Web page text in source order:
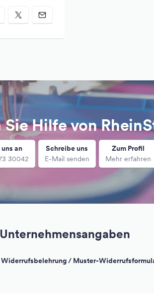
Hilfe von
uns an
30042
Schreibe uns
E-Mail senden
Zum Profil
Mehr erfahren
Unternehmensangaben
Widerrufsbelehrung / Muster-